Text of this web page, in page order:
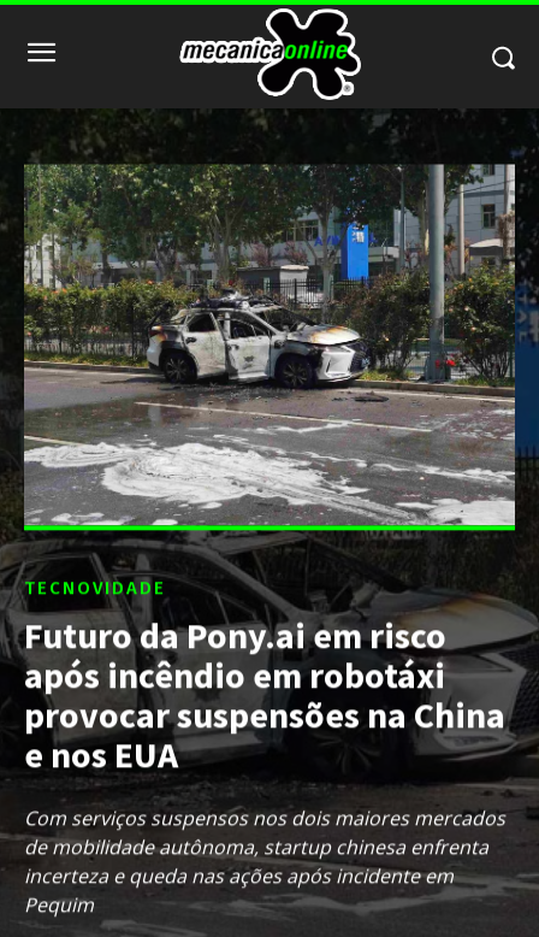
TECNOVIDADE
Futuro da Pony.ai em risco
após incêndio em robotáxi
provocar suspensões na China
e nos EUA
Com serviços suspensos nos dois maiores mercados
de mobilidade autônoma, startup chinesa enfrenta
incerteza e queda nas ações após incidente em
Pequim